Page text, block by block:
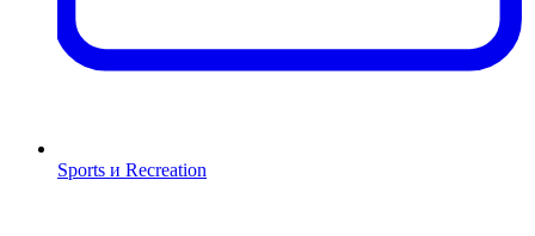
Sports и Recreation